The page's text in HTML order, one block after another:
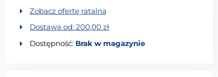
Zobacz ofertę ratalną
Dostawa od:200,00zł
Dostępność: Brak w magazynie